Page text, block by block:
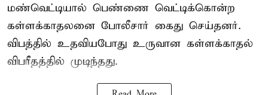
மண்வெட்டியால் பெண்ணை வெட்டிக்கொன்ற
கள்ளக்காதலனை போலீசார் கைது செய்தனர்.
விபத்தில் உதவியபோது உருவான கள்ளக்காதல்
விபரீதத்தில் முடிந்தது.